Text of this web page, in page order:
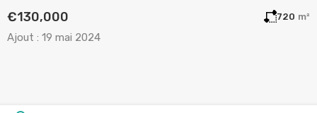
€130,000 720 m²
Ajout : 19 mai 2024